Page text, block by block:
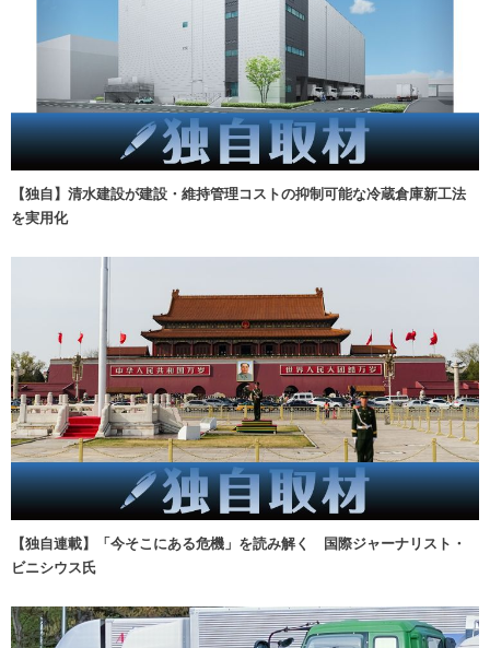
【独自】清水建設が建設・維持管理コストの抑制可能な冷蔵倉庫新工法
を実用化
【独自連載】「今そこにある危機」を読み解く 国際ジャーナリスト・
ビニシウス氏